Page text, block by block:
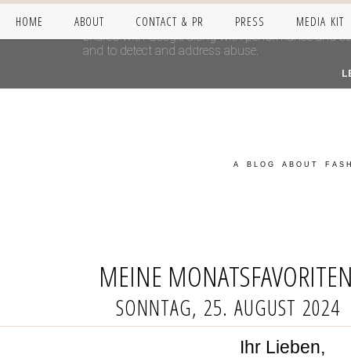
HOME ABOUT CONTACT & PR PRESS MEDIA KIT
A BLOG ABOUT
MEINE
SONNTAG, 25. AUGUST 2024
Ihr Lieben,
This site uses cookies from Google to deliver its
shared with Google along with performance and
and to detect and address abuse.